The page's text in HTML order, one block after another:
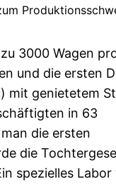
3000 Wagen
und die ersten
mit genietetem
in 63
die ersten
die
spezielles Labor